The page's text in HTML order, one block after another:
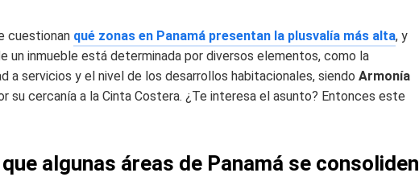
cuestionan qué zonas en Panamá presentan la plusvalía más alta, y
un inmueble está determinada por diversos elementos, como la
a servicios y el nivel de los desarrollos habitacionales, siendo Armonía
su cercanía a la Cinta Costera. ¿Te interesa el asunto? Entonces este
algunas áreas de Panamá se consoliden